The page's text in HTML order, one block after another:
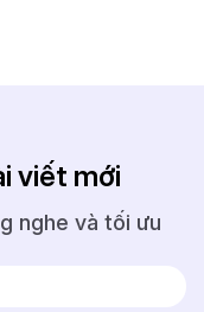
viết mới
nghe và tối ưu